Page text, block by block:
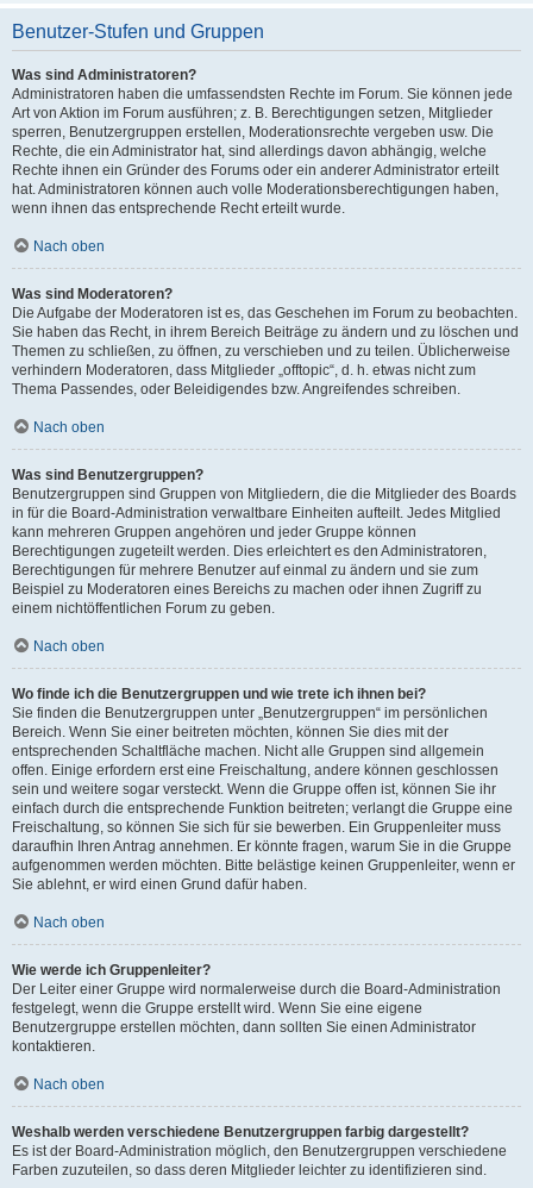
Benutzer-Stufen und Gruppen
Was sind Administratoren?
Administratoren haben die umfassendsten Rechte im Forum. Sie können jede
Art von Aktion im Forum ausführen; z. B. Berechtigungen setzen, Mitglieder
sperren, Benutzergruppen erstellen, Moderationsrechte vergeben usw. Die
Rechte, die ein Administrator hat, sind allerdings davon abhängig, welche
Rechte ihnen ein Gründer des Forums oder ein anderer Administrator erteilt
hat. Administratoren können auch volle Moderationsberechtigungen haben,
wenn ihnen das entsprechende Recht erteilt wurde.
Nach oben
Was sind Moderatoren?
Die Aufgabe der Moderatoren ist es, das Geschehen im Forum zu beobachten.
Sie haben das Recht, in ihrem Bereich Beiträge zu ändern und zu löschen und
Themen zu schließen, zu öffnen, zu verschieben und zu teilen. Üblicherweise
verhindern Moderatoren, dass Mitglieder „offtopic“, d. h. etwas nicht zum
Thema Passendes, oder Beleidigendes bzw. Angreifendes schreiben.
Nach oben
Was sind Benutzergruppen?
Benutzergruppen sind Gruppen von Mitgliedern, die die Mitglieder des Boards
in für die Board-Administration verwaltbare Einheiten aufteilt. Jedes Mitglied
kann mehreren Gruppen angehören und jeder Gruppe können
Berechtigungen zugeteilt werden. Dies erleichtert es den Administratoren,
Berechtigungen für mehrere Benutzer auf einmal zu ändern und sie zum
Beispiel zu Moderatoren eines Bereichs zu machen oder ihnen Zugriff zu
einem nichtöffentlichen Forum zu geben.
Nach oben
Wo finde ich die Benutzergruppen und wie trete ich ihnen bei?
Sie finden die Benutzergruppen unter „Benutzergruppen“ im persönlichen
Bereich. Wenn Sie einer beitreten möchten, können Sie dies mit der
entsprechenden Schaltfläche machen. Nicht alle Gruppen sind allgemein
offen. Einige erfordern erst eine Freischaltung, andere können geschlossen
sein und weitere sogar versteckt. Wenn die Gruppe offen ist, können Sie ihr
einfach durch die entsprechende Funktion beitreten; verlangt die Gruppe eine
Freischaltung, so können Sie sich für sie bewerben. Ein Gruppenleiter muss
daraufhin Ihren Antrag annehmen. Er könnte fragen, warum Sie in die Gruppe
aufgenommen werden möchten. Bitte belästige keinen Gruppenleiter, wenn er
Sie ablehnt, er wird einen Grund dafür haben.
Nach oben
Wie werde ich Gruppenleiter?
Der Leiter einer Gruppe wird normalerweise durch die Board-Administration
festgelegt, wenn die Gruppe erstellt wird. Wenn Sie eine eigene
Benutzergruppe erstellen möchten, dann sollten Sie einen Administrator
kontaktieren.
Nach oben
Weshalb werden verschiedene Benutzergruppen farbig dargestellt?
Es ist der Board-Administration möglich, den Benutzergruppen verschiedene
Farben zuzuteilen, so dass deren Mitglieder leichter zu identifizieren sind.